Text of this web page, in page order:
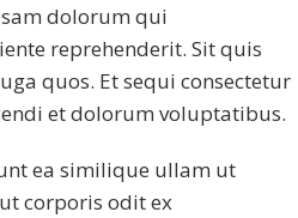
dolorum qui
reprehenderit. Sit quis
quos. Et sequi consectetur
et dolorum voluptatibus.
ea similique ullam ut
corporis odit ex